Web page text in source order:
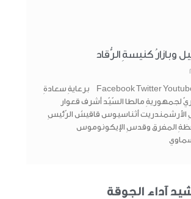
وبازارُ كنيسةِ الرُّقاد
Facebook Twitter Youtube Whatsapp برعايةِ سعادةِ
لجمهوريةِ مالطا السّيّد أشرف قعوار
أثناسيوس قاقيش الرّئيسِ
المفرق وقدسِ الإيكونوموس
آداء الجوقة